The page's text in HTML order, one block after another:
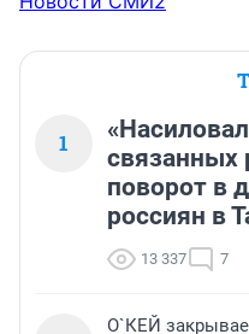
1
связанных
поворот в
россиян в
13 337 7
О`КЕЙ